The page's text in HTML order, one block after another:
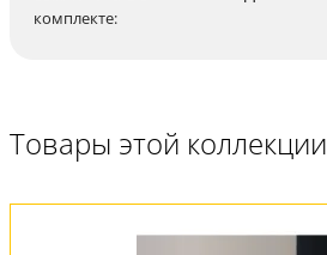
комплекте:
Товары этой коллекции